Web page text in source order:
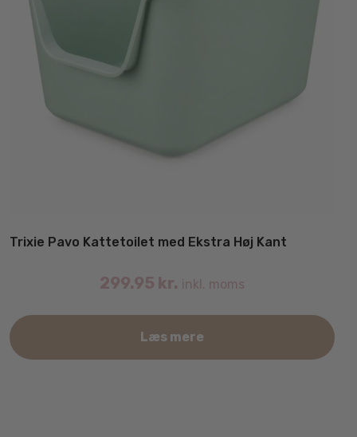
Trixie Pavo Kattetoilet med Ekstra Høj Kant
299.95 kr. inkl. moms
Læs mere